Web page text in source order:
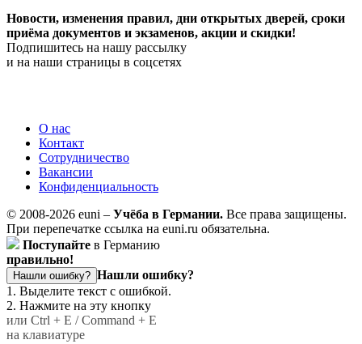
Новости, изменения правил, дни открытых дверей, сроки
приёма документов и экзаменов, акции и скидки!
Подпишитесь на нашу рассылку
и на наши страницы в соцсетях
О нас
Контакт
Сотрудничество
Вакансии
Конфиденциальность
© 2008-2026 euni – Учёба в Германии. Все права защищены.
При перепечатке ссылка на euni.ru обязательна.
Поступайте в Германию
правильно!
Нашли ошибку? Нашли ошибку?
1. Выделите текст с ошибкой.
2. Нажмите на эту кнопку
или Ctrl + E / Command + E
на клавиатуре